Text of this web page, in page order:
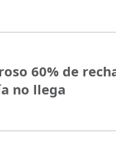
60% de
no llega